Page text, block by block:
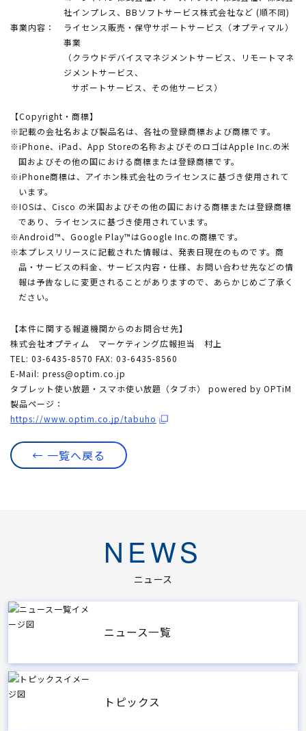
社インプレス、BBソフトサービス株式会社など (順不同)
事業内容：
ライセンス販売・保守サポートサービス（オプティマル）
事業
（クラウドデバイスマネジメントサービス、リモートマネ
ジメントサービス、
サポートサービス、その他サービス）
【Copyright・商標】
※記載の会社名および製品名は、各社の登録商標および商標です。
※iPhone、iPad、App Storeの名称およびそのロゴはApple Inc.の米
国およびその他の国における商標または登録商標です。
※iPhone商標は、アイホン株式会社のライセンスに基づき使用されて
います。
※IOSは、Cisco の米国およびその他の国における商標または登録商標
であり、ライセンスに基づき使用されています。
※Android™、Google Play™はGoogle Inc.の商標です。
※本プレスリリースに記載された情報は、発表日現在のものです。商
品・サービスの料金、サービス内容・仕様、お問い合わせ先などの情
報は予告なしに変更されることがありますので、あらかじめご了承く
ださい。
【本件に関する報道機関からのお問合せ先】
株式会社オプティム マーケティング広報担当 村上
TEL: 03-6435-8570 FAX: 03-6435-8560
E-Mail: press@optim.co.jp
タブレット使い放題・スマホ使い放題（タブホ） powered by OPTiM
製品ページ：
https://www.optim.co.jp/tabuho
← 一覧へ戻る
NEWS
ニュース
ニュース一覧
トピックス